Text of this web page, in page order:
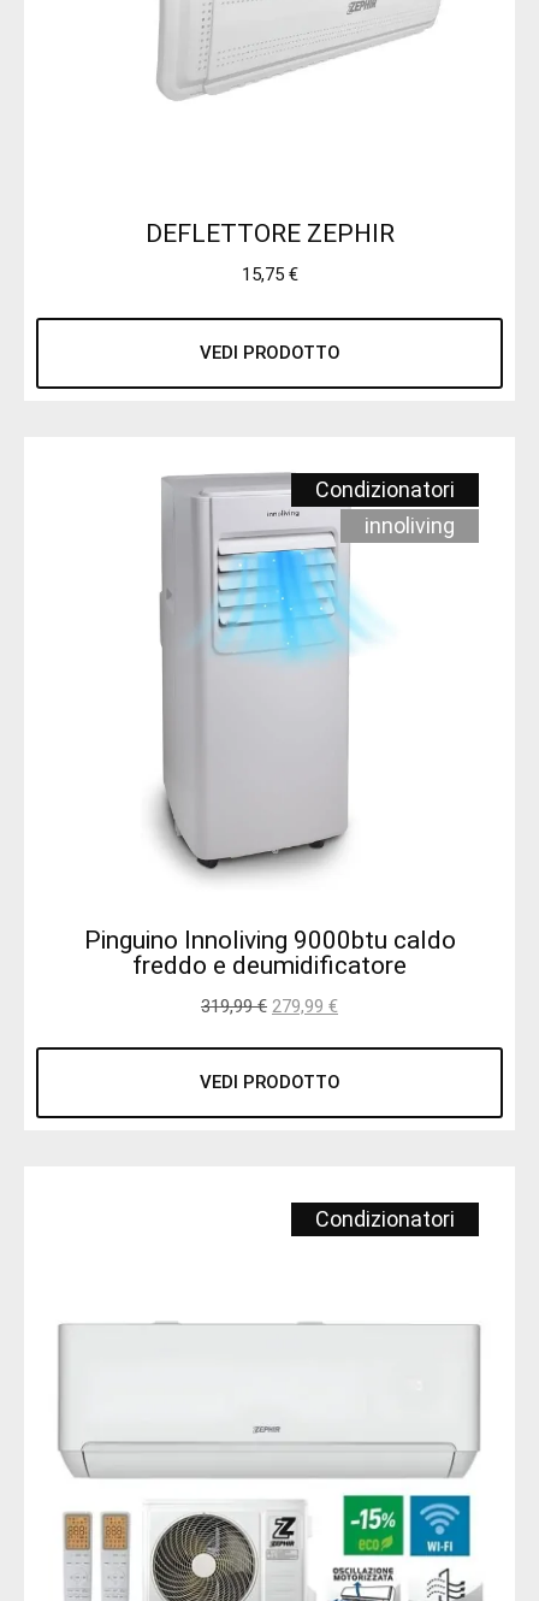
DEFLETTORE ZEPHIR
15,75 €
VEDI PRODOTTO
Condizionatori
innoliving
Pinguino Innoliving 9000btu caldo
freddo e deumidificatore
319,99€ 279,99 €
VEDI PRODOTTO
Condizionatori